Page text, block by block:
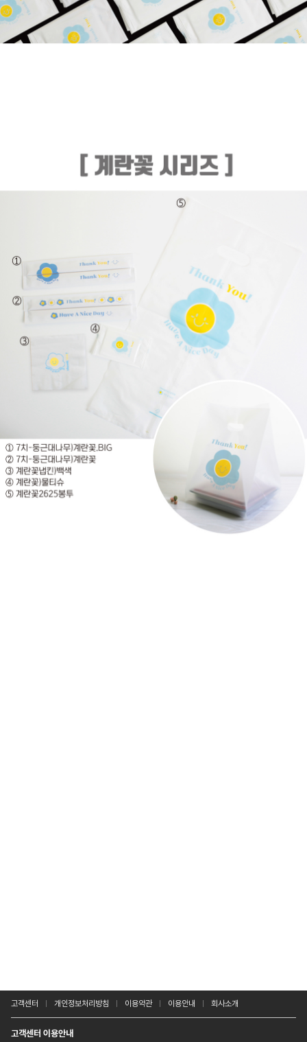
고객센터 개인정보처리방침 이용약관 이용안내 회사소개
고객센터 이용안내